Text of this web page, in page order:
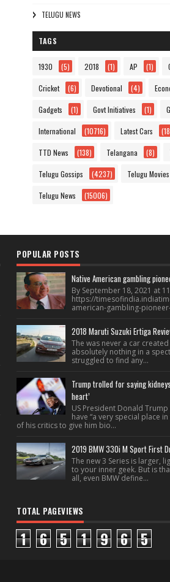
TELUGU NEWS
TAGS
1930 (5) 2018 (1) AP (1)
Cricket (6) Devotional (4)
Gadgets (1) Govt Initiatives (1)
International (10716) Latest Cars
TTD News (138) Telangana (8)
Telugu Gossips (4237) Telugu Movies
Telugu News (15006)
POPULAR POSTS
Native American gambling
By September 18, 2021 at
https://
american-gambling-
2018 Maruti Suzuki Ertiga
The was never a car
absolutely nothing in a
struggled to find any...
Trump trolled for saying
heart’
US President Donald
have “a very special place
of his critics to give him bio...
2019 BMW 330i M Sport First
The new 3 Series is larger,
to your inner geek. But is
all, even BMW define...
TOTAL PAGEVIEWS
1 6 5 1 9 6 5